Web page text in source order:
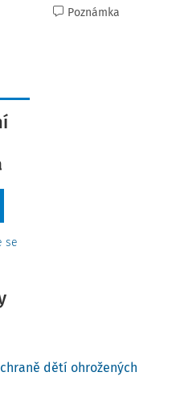
Poznámka
se
dětí ohrožených